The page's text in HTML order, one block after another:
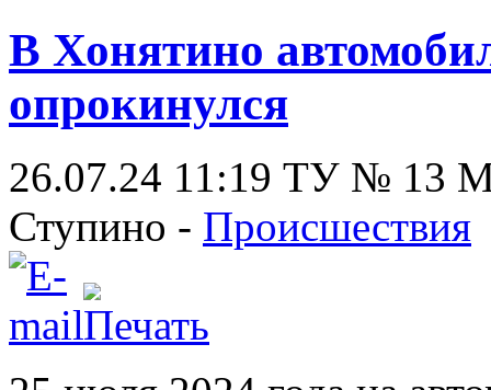
В Хонятино
опрокинулся
26.07.24 11:19 ТУ № 13
Ступино - Происшествия